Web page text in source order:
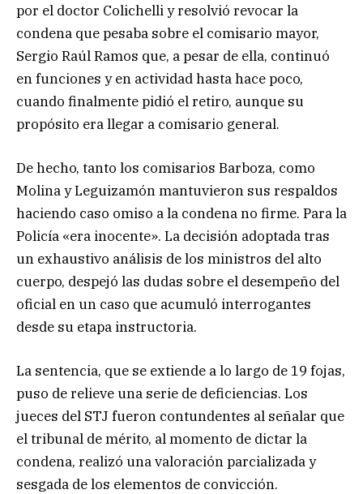
por el doctor Colichelli y resolvió revocar la
condena que pesaba sobre el comisario mayor,
Sergio Raúl Ramos que, a pesar de ella, continuó
en funciones y en actividad hasta hace poco,
cuando finalmente pidió el retiro, aunque su
propósito era llegar a comisario general.
De hecho, tanto los comisarios Barboza, como
Molina y Leguizamón mantuvieron sus respaldos
haciendo caso omiso a la condena no firme. Para la
Policía «era inocente». La decisión adoptada tras
un exhaustivo análisis de los ministros del alto
cuerpo, despejó las dudas sobre el desempeño del
oficial en un caso que acumuló interrogantes
desde su etapa instructoria.
La sentencia, que se extiende a lo largo de 19 fojas,
puso de relieve una serie de deficiencias. Los
jueces del STJ fueron contundentes al señalar que
el tribunal de mérito, al momento de dictar la
condena, realizó una valoración parcializada y
sesgada de los elementos de convicción.